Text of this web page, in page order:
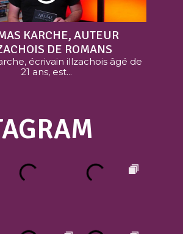
KARCHE, AUTEUR
DE ROMANS
écrivain illzachois âgé de
21 ans, est...